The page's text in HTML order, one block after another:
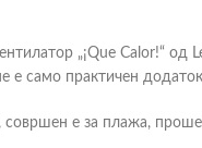
„¡Que Calor!“
е само практичен
е за плажа,